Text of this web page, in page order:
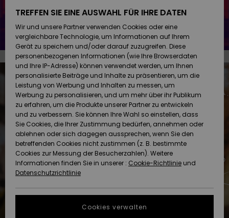
Schuhe&
Flip-Flops
Surf
Snow
Brandneu
Highlights
Schuhe&
Flip-Flops
Surf
Snow
Brandneu
Highlights
FRAUEN
Highlights
Snow
SURF
Kinder
Highlights
Community
SNOW
Snow Shop
Kinder
Snow Shop
Damen
Highlights
Community
DOPPELTER
RABATT
KINDER
Outlet
Frauen
HILFE & KONTAKT
Retouren
Bezahlung
Geschenkkarte
Quiksilver
Freedom
Datenschutz
Starten Sie eine
NACHHALTIGKEIT
SHOPS
Jetzt sparen
TREFFEN SIE EINE AUSWAHL FÜR IHRE DATEN
Wir und unsere Partner verwenden Cookies oder eine
vergleichbare Technologie, um Informationen auf Ihrem
Gerät zu speichern und/oder darauf zuzugreifen. Diese
personenbezogenen Informationen (wie Ihre Browserdaten
und Ihre IP-Adresse) können verwendet werden, um Ihnen
personalisierte Beiträge und Inhalte zu präsentieren, um die
Leistung von Werbung und Inhalten zu messen, um
Werbung zu personalisieren, und um mehr über ihr Publikum
zu erfahren, um die Produkte unserer Partner zu entwickeln
und zu verbessern. Sie können Ihre Wahl so einstellen, dass
Sie Cookies, die Ihrer Zustimmung bedürfen, annehmen oder
ablehnen oder sich dagegen aussprechen, wenn Sie den
betreffenden Cookies nicht zustimmen (z. B. bestimmte
Cookies zur Messung der Besucherzahlen). Weitere
Informationen finden Sie in unserer : Cookie-Richtlinie und
Datenschutzrichtlinie
Cookies verwalten